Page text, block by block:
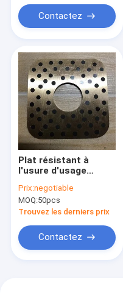
Produits
Au sujet de nous
Visite d'usine
Contrôle de qualité
nouvelles
Demandez une citation
Contactez
Plat résistant à
l'usure d'usage
chaîne de montage
bonne capacité de
charge non standard
Prix:negotiable
MOQ:50pcs
Trouvez les derniers prix
Contactez